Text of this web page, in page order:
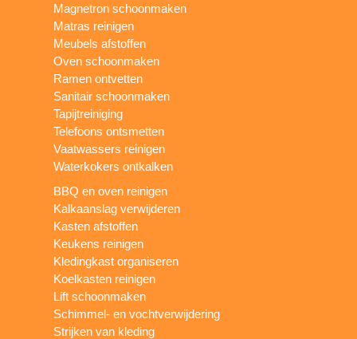
Magnetron schoonmaken
Matras reinigen
Meubels afstoffen
Oven schoonmaken
Ramen ontvetten
Sanitair schoonmaken
Tapijtreiniging
Telefoons ontsmetten
Vaatwassers reinigen
Waterkokers ontkalken
BBQ en oven reinigen
Kalkaanslag verwijderen
Kasten afstoffen
Keukens reinigen
Kledingkast organiseren
Koelkasten reinigen
Lift schoonmaken
Schimmel- en vochtverwijdering
Strijken van kleding